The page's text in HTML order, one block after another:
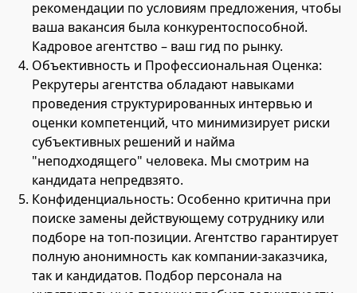
рекомендации по условиям предложения, чтобы
ваша вакансия была конкурентоспособной.
Кадровое агентство – ваш гид по рынку.
Объективность и Профессиональная Оценка:
Рекрутеры агентства обладают навыками
проведения структурированных интервью и
оценки компетенций, что минимизирует риски
субъективных решений и найма
"неподходящего" человека. Мы смотрим на
кандидата непредвзято.
Конфиденциальность: Особенно критична при
поиске замены действующему сотруднику или
подборе на топ-позиции. Агентство гарантирует
полную анонимность как компании-заказчика,
так и кандидатов. Подбор персонала на